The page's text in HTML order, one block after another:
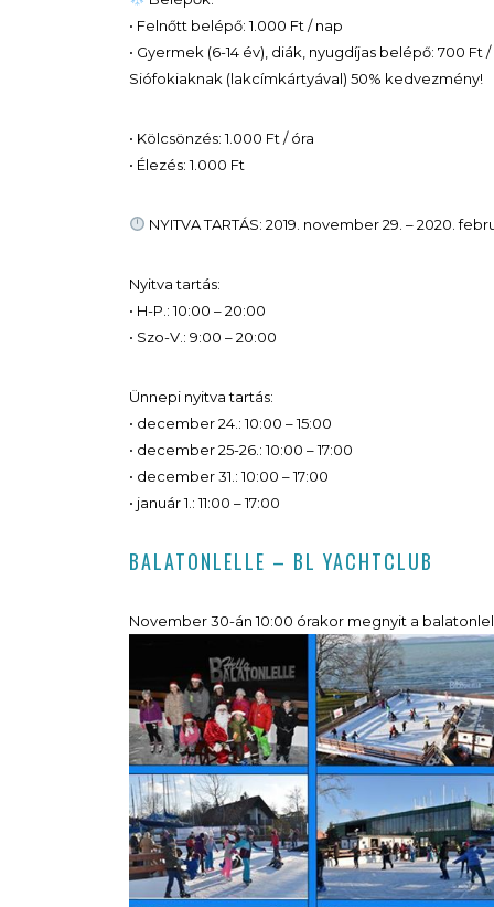
• Felnőtt belépő: 1.000 Ft / nap
• Gyermek (6-14 év), diák, nyugdíjas belépő: 700 Ft /
Siófokiaknak (lakcímkártyával) 50% kedvezmény!
• Kölcsönzés: 1.000 Ft / óra
• Élezés: 1.000 Ft
NYITVA TARTÁS: 2019. november 29. – 2020.
Nyitva tartás:
• H-P.: 10:00 – 20:00
• Szo-V.: 9:00 – 20:00
Ünnepi nyitva tartás:
• december 24.: 10:00 – 15:00
• december 25-26.: 10:00 – 17:00
• december 31.: 10:00 – 17:00
• január 1.: 11:00 – 17:00
BALATONLELLE – BL YACHTCLUB
November 30-án 10:00 órakor megnyit a